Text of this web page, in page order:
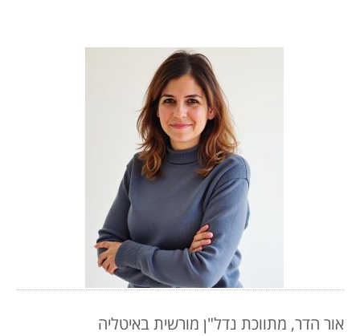
אור הדר, מתווכת נדל"ן מורשית באיטליה